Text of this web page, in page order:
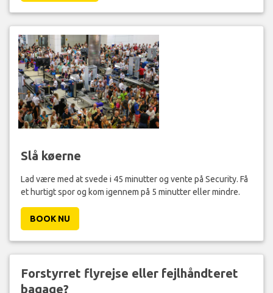
Slå køerne
Lad være med at svede i 45 minutter og vente på Security. Få
et hurtigt spor og kom igennem på 5 minutter eller mindre.
BOOK NU
Forstyrret flyrejse eller fejlhåndteret
bagage?